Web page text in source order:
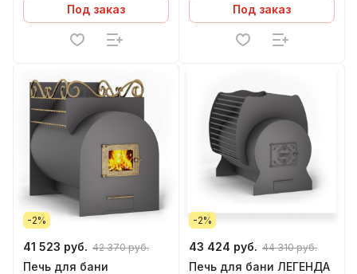
Под заказ Под заказ
-2%
41 523 руб. 42 370 руб.
Печь для бани
-2%
43 424 руб. 44 310 руб.
Печь для бани ЛЕГЕНДА